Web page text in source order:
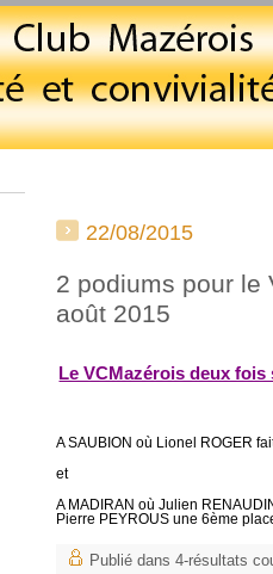
22/08/2015
2 podiums pour le
août 2015
Le VCMazérois deux fois
A SAUBION où Lionel ROGER
et
A MADIRAN où Julien
Pierre PEYROUS une 6ème
Publié dans 4-résultats